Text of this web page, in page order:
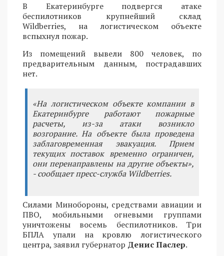
В Екатеринбурге подвергся атаке
беспилотников крупнейший склад
Wildberries, на логистическом объекте
вспыхнул пожар.
Из помещений вывели 800 человек, по
предварительным данным, пострадавших
нет.
«На логистическом объекте компании в
Екатеринбурге работают пожарные
расчеты, из-за атаки возникло
возгорание. На объекте была проведена
заблаговременная эвакуация. Прием
текущих поставок временно ограничен,
они перенаправлены на другие объекты»,
- сообщает пресс-служба Wildberries.
Силами Минобороны, средствами авиации и
ПВО, мобильными огневыми группами
уничтожены восемь беспилотников. Три
БПЛА упали на кровлю логистического
центра, заявил губернатор Денис Паслер.